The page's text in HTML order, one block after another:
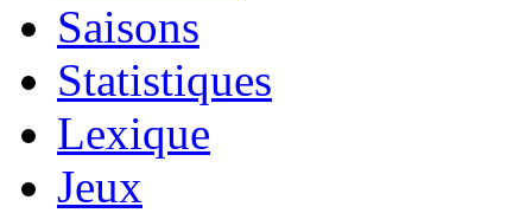
Saisons
Statistiques
Lexique
Jeux